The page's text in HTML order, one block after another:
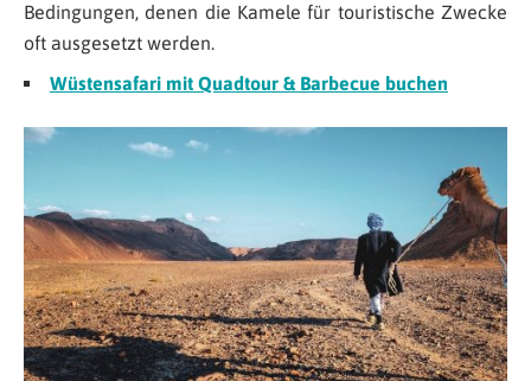
Bedingungen, denen die Kamele für touristische Zwecke
oft ausgesetzt werden.
Wüstensafari mit Quadtour & Barbecue buchen